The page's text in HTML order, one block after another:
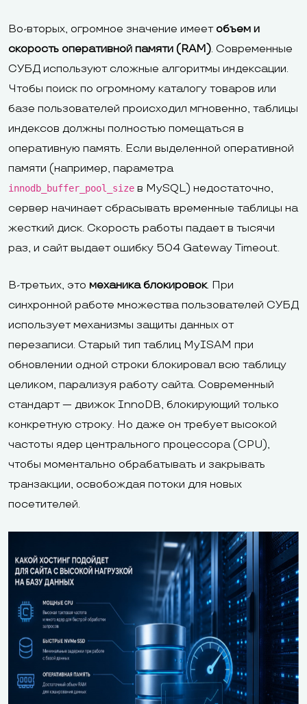
Во-вторых, огромное значение имеет объем и
скорость оперативной памяти (RAM). Современные
СУБД используют сложные алгоритмы индексации.
Чтобы поиск по огромному каталогу товаров или
базе пользователей происходил мгновенно, таблицы
индексов должны полностью помещаться в
оперативную память. Если выделенной оперативной
памяти (например, параметра
innodb_buffer_pool_size в MySQL) недостаточно,
сервер начинает сбрасывать временные таблицы на
жесткий диск. Скорость работы падает в тысячи
раз, и сайт выдает ошибку 504 Gateway Timeout.
В-третьих, это механика блокировок. При
синхронной работе множества пользователей СУБД
использует механизмы защиты данных от
перезаписи. Старый тип таблиц MyISAM при
обновлении одной строки блокировал всю таблицу
целиком, парализуя работу сайта. Современный
стандарт — движок InnoDB, блокирующий только
конкретную строку. Но даже он требует высокой
частоты ядер центрального процессора (CPU),
чтобы моментально обрабатывать и закрывать
транзакции, освобождая потоки для новых
посетителей.